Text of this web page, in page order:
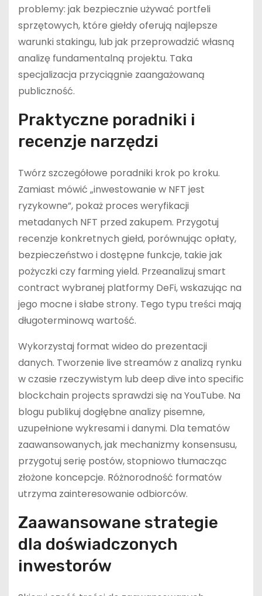
problemy: jak bezpiecznie używać portfeli
sprzętowych, które giełdy oferują najlepsze
warunki stakingu, lub jak przeprowadzić własną
analizę fundamentalną projektu. Taka
specjalizacja przyciągnie zaangażowaną
publiczność.
Praktyczne poradniki i
recenzje narzędzi
Twórz szczegółowe poradniki krok po kroku.
Zamiast mówić „inwestowanie w NFT jest
ryzykowne”, pokaż proces weryfikacji
metadanych NFT przed zakupem. Przygotuj
recenzje konkretnych giełd, porównując opłaty,
bezpieczeństwo i dostępne funkcje, takie jak
pożyczki czy farming yield. Przeanalizuj smart
contract wybranej platformy DeFi, wskazując na
jego mocne i słabe strony. Tego typu treści mają
długoterminową wartość.
Wykorzystaj format wideo do prezentacji
danych. Tworzenie live streamów z analizą rynku
w czasie rzeczywistym lub deep dive into specific
blockchain projects sprawdzi się na YouTube. Na
blogu publikuj dogłębne analizy pisemne,
uzupełnione wykresami i danymi. Dla tematów
zaawansowanych, jak mechanizmy konsensusu,
przygotuj serię postów, stopniowo tłumacząc
złożone koncepcje. Różnorodność formatów
utrzyma zainteresowanie odbiorców.
Zaawansowane strategie
dla doświadczonych
inwestorów